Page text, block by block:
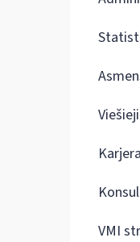
Karjera
VMI